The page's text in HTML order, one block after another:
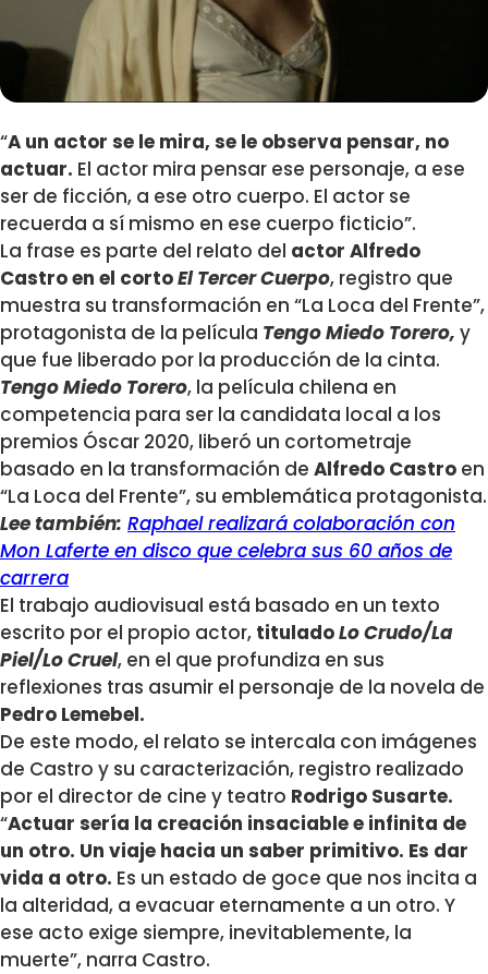
“A un actor se le mira, se le observa pensar, no
actuar. El actor mira pensar ese personaje, a ese
ser de ficción, a ese otro cuerpo. El actor se
recuerda a sí mismo en ese cuerpo ficticio”.
La frase es parte del relato del actor Alfredo
Castro en el cortoEl Tercer Cuerpo, registro que
muestra su transformación en “La Loca del Frente”,
protagonista de la película Tengo Miedo Torero, y
que fue liberado por la producción de la cinta.
Tengo Miedo Torero, la película chilena en
competencia para ser la candidata local a los
premios Óscar 2020, liberó un cortometraje
basado en la transformación de Alfredo Castro en
“La Loca del Frente”, su emblemática protagonista.
Lee también: Raphael realizará colaboración con
Mon Laferte en disco que celebra sus 60 años de
carrera
El trabajo audiovisual está basado en un texto
escrito por el propio actor, tituladoLo Crudo/La
Piel/Lo Cruel, en el que profundiza en sus
reflexiones tras asumir el personaje de la novela de
Pedro Lemebel.
De este modo, el relato se intercala con imágenes
de Castro y su caracterización, registro realizado
por el director de cine y teatro Rodrigo Susarte.
“Actuar sería la creación insaciable e infinita de
un otro. Un viaje hacia un saber primitivo. Es dar
vida a otro. Es un estado de goce que nos incita a
la alteridad, a evacuar eternamente a un otro. Y
ese acto exige siempre, inevitablemente, la
muerte”, narra Castro.